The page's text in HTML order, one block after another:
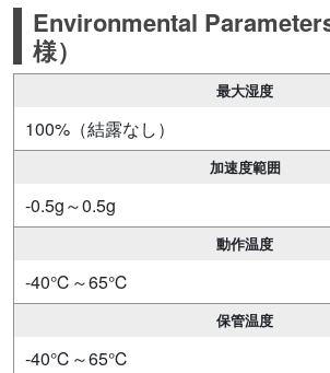
Environmental
様）
最大湿度
100%（結露なし）
加速度範囲
-0.5g～0.5g
動作温度
-40℃～65℃
保管温度
-40℃～65℃